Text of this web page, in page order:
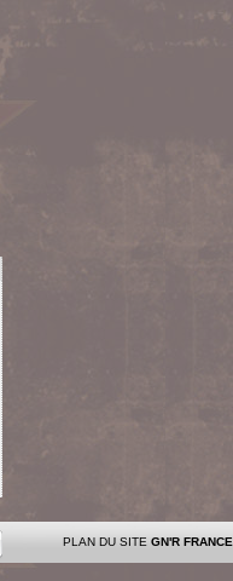
PLAN DU SITE GN'R FRANCE